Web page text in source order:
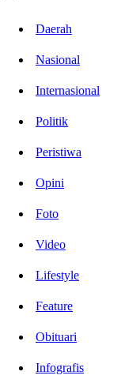
Daerah
Nasional
Internasional
Politik
Peristiwa
Opini
Foto
Video
Lifestyle
Feature
Obituari
Infografis